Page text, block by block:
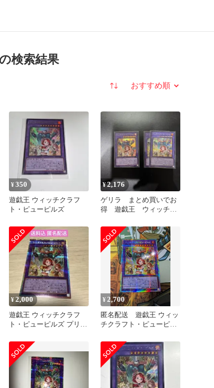
検索結果
並び替え
¥350
遊戯王 ウィッチクラフ
ト・ピューピルズ
¥2,176
ゲリラ まとめ買いでお
得 遊戯王 ウィッチク
シク、ウルトラ
¥2,000
遊戯王 ウィッチクラフ
ト・ピューピルズ プリズ
¥ 2,700
匿名配送 遊戯王 ウィッ
チクラフト・ピューピル